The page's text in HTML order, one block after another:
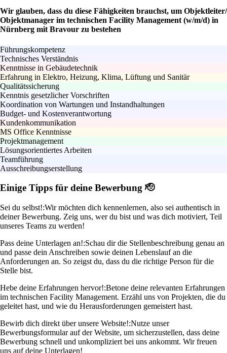
Wir glauben, dass du diese Fähigkeiten brauchst, um Objektleiter/
Objektmanager im technischen Facility Management (w/m/d) in
Nürnberg mit Bravour zu bestehen
Führungskompetenz
Technisches Verständnis
Kenntnisse in Gebäudetechnik
Erfahrung in Elektro, Heizung, Klima, Lüftung und Sanitär
Qualitätssicherung
Kenntnis gesetzlicher Vorschriften
Koordination von Wartungen und Instandhaltungen
Budget- und Kostenverantwortung
Kundenkommunikation
MS Office Kenntnisse
Projektmanagement
Lösungsorientiertes Arbeiten
Teamführung
Ausschreibungserstellung
Einige Tipps für deine Bewerbung 🫡
Sei du selbst!:Wir möchten dich kennenlernen, also sei authentisch in
deiner Bewerbung. Zeig uns, wer du bist und was dich motiviert, Teil
unseres Teams zu werden!
Pass deine Unterlagen an!:Schau dir die Stellenbeschreibung genau an
und passe dein Anschreiben sowie deinen Lebenslauf an die
Anforderungen an. So zeigst du, dass du die richtige Person für die
Stelle bist.
Hebe deine Erfahrungen hervor!:Betone deine relevanten Erfahrungen
im technischen Facility Management. Erzähl uns von Projekten, die du
geleitet hast, und wie du Herausforderungen gemeistert hast.
Bewirb dich direkt über unsere Website!:Nutze unser
Bewerbungsformular auf der Website, um sicherzustellen, dass deine
Bewerbung schnell und unkompliziert bei uns ankommt. Wir freuen
uns auf deine Unterlagen!